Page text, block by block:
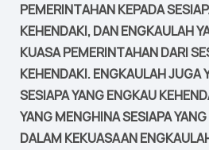
PEMERINTAHAN KEPADA
KEHENDAKI, DAN ENGKAULAH
KUASA PEMERINTAHAN DARI
KEHENDAKI. ENGKAULAH JUGA
SESIAPA YANG ENGKAU
YANG MENGHINA SESIAPA
DALAM KEKUASAAN